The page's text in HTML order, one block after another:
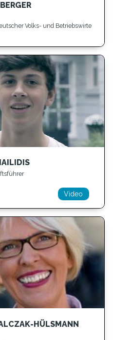
Volks- und Betriebswirte
Video
HÜLSMANN